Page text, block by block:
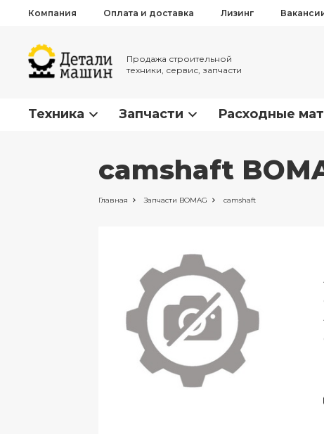
Компания Оплата и доставка Лизинг
Продажа строительной
техники, сервис, запчасти
Техника Запчасти Расходные
camshaft
Главная Запчасти BOMAG camshaft